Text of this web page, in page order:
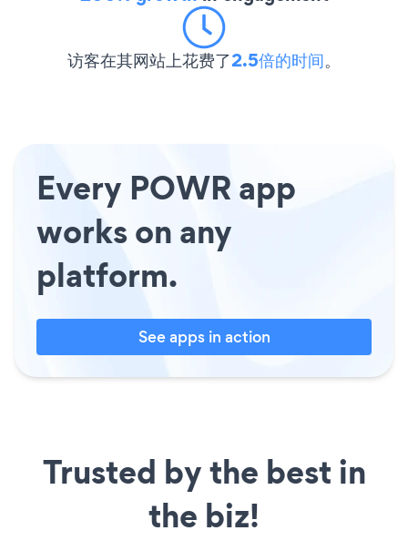
访客在其网站上花费了2.5倍的时间。
Every POWR app
works on any
platform.
See apps in action
Trusted by the best in
the biz!